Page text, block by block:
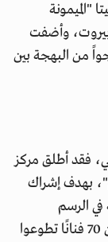
"الميمونة
وأضفت
جواً من البهجة بين
فقد أطلق مركز
بهدف إشراك
الرسم
والموسيقى، وقال مدير المركز، إبراهيم نعمة، إن 70 فنانًا تطوعوا